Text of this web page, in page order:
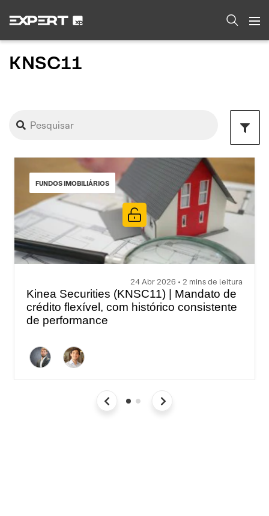
KNSC11
FUNDOS IMOBILIÁRIOS
24 Abr 2026 • 2 mins de leitura
Kinea Securities (KNSC11) | Mandato de
crédito flexível, com histórico consistente
de performance